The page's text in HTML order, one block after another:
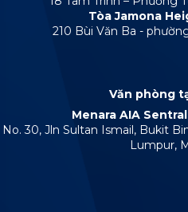
Tòa Jamona
210 Bùi Văn Ba -
Văn phòng
Menara AIA Sentral
No. 30, Jln Sultan Ismail, Bukit
Lumpur,